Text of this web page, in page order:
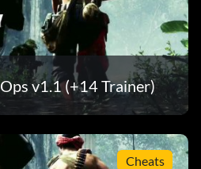
v1.1 (+14 Trainer)
Cheats